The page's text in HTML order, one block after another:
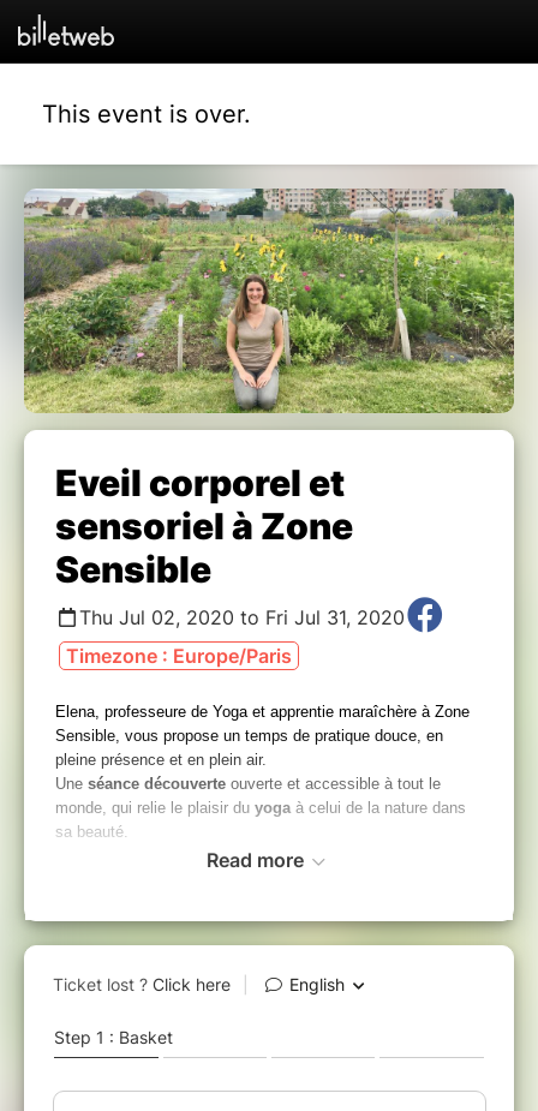
This event is over.
Eveil corporel et
sensoriel à Zone
Sensible
Thu Jul 02, 2020 to Fri Jul 31, 2020
Timezone : Europe/Paris
Elena, professeure de Yoga et apprentie maraîchère à Zone
Sensible, vous propose un temps de pratique douce, en
pleine présence et en plein air.
Une séance découverte ouverte et accessible à tout le
monde, qui relie le plaisir du yoga à celui de la nature dans
sa beauté.
- balade méditativeau coeur du jardin
- étirements conseillés avant et après le jardinage
- reconnexion à sa sensorialité : conscience des odeurs de la
nature, des sensations de l'herbe et du vent,
Read more